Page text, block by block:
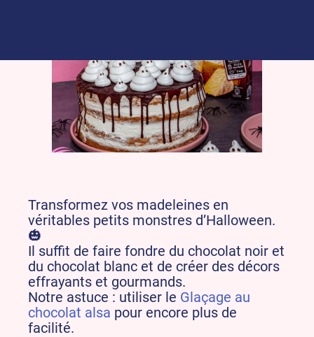
Transformez vos madeleines en
véritables petits monstres d’Halloween.
🎃
Il suffit de faire fondre du chocolat noir et
du chocolat blanc et de créer des décors
effrayants et gourmands.
Notre astuce : utiliser le Glaçage au
chocolat alsa pour encore plus de
facilité.